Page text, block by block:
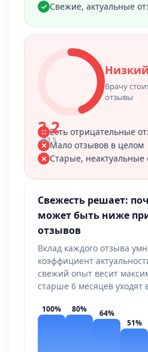
Свежие, актуальные
2.2
ИЗ 5
Врачу
отзывы
Есть отрицательные
Мало отзывов в целом
Старые, неактуальные
Свежесть решает:
может быть ниже
отзывов
Вклад каждого отзыва
коэффициент
свежий опыт весит
старше 6 месяцев уходят
100% 80% 64%
51%